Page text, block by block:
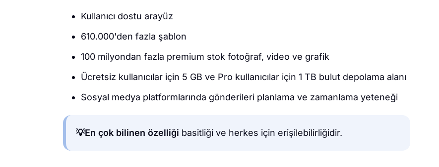
Kullanıcı dostu arayüz
610.000'den fazla şablon
100 milyondan fazla premium stok fotoğraf, video ve grafik
Ücretsiz kullanıcılar için 5 GB ve Pro kullanıcılar için 1 TB bulut depolama alanı
Sosyal medya platformlarında gönderileri planlama ve zamanlama yeteneği
💡En çok bilinen özelliği basitliği ve herkes için erişilebilirliğidir.